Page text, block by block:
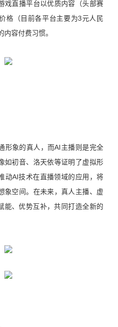
戏直播平台以优质内容（头部赛
格（目前各平台主要为3元人民
容付费习惯。
形象的真人，而AI主播则是完全
如初音、洛天依等证明了虚拟形
动AI技术在直播领域的应用，将
象空间。在未来，真人主播、虚
能、优势互补，共同打造全新的